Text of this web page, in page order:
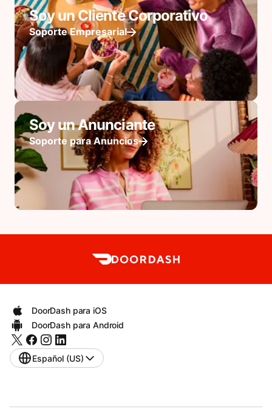
Soy un Cliente Corporativo
Soporte Empresarial
Soy un Anunciante
Soporte para Anuncios
DoorDash para iOS
DoorDash para Android
Español (US)